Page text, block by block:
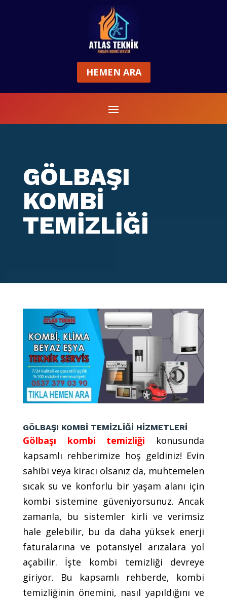
HEMEN ARA
GÖLBAŞI
KOMBİ
TEMİZLİĞİ
GÖLBAŞI KOMBİ TEMİZLİĞİ HİZMETLERİ
Gölbaşı kombi temizliği konusunda
kapsamlı rehberimize hoş geldiniz! Evin
sahibi veya kiracı olsanız da, muhtemelen
sıcak su ve konforlu bir yaşam alanı için
kombi sistemine güveniyorsunuz. Ancak
zamanla, bu sistemler kirli ve verimsiz
hale gelebilir, bu da daha yüksek enerji
faturalarına ve potansiyel arızalara yol
açabilir. İşte kombi temizliği devreye
giriyor. Bu kapsamlı rehberde, kombi
temizliğinin önemini, nasıl yapıldığını ve